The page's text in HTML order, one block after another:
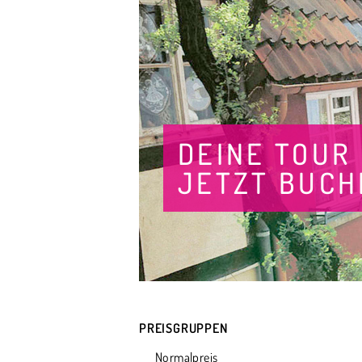
DEINE TOUR
JETZT
PREISGRUPPEN
Normalpreis